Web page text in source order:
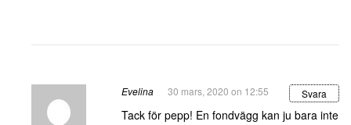
Evelina 30 mars, 2020 on 12:55 Svara
Tack för pepp! En fondvägg kan ju bara inte